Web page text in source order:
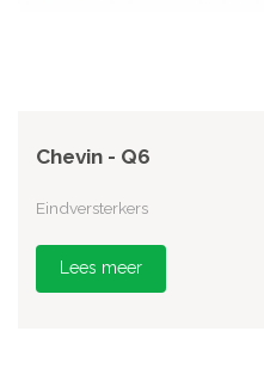
Chevin - Q6
Eindversterkers
Lees meer